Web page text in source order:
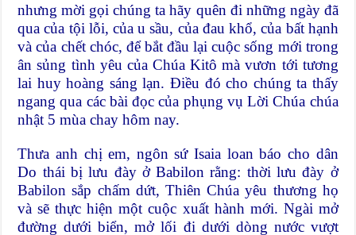
nhưng mời gọi chúng ta hãy quên đi những ngày đã
qua của tội lỗi, của u sầu, của đau khổ, của bất hạnh
và của chết chóc, để bắt đầu lại cuộc sống mới trong
ân sủng tình yêu của Chúa Kitô mà vươn tới tương
lai huy hoàng sáng lạn. Điều đó cho chúng ta thấy
ngang qua các bài đọc của phụng vụ Lời Chúa chúa
nhật 5 mùa chay hôm nay.
Thưa anh chị em, ngôn sứ Isaia loan báo cho dân
Do thái bị lưu đày ở Babilon rằng: thời lưu đày ở
Babilon sắp chấm dứt, Thiên Chúa yêu thương họ
và sẽ thực hiện một cuộc xuất hành mới. Ngài mở
đường dưới biển, mở lối đi dưới dòng nước vượt